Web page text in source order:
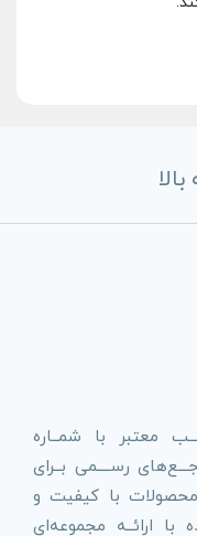
معتبر با شمــاره
مرجـــع‌های رســــمی بــرای
محصولات با کیفیت و
ارائــه مجموعه‌ای